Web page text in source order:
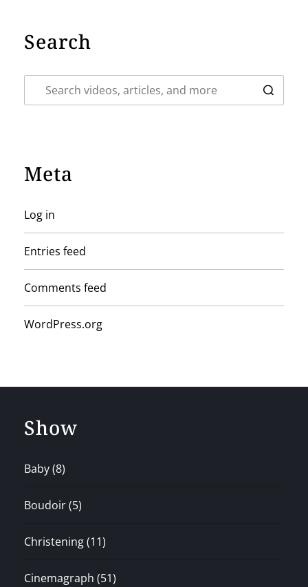
Search
Meta
Log in
Entries feed
Comments feed
WordPress.org
Show
Baby(8)
Boudoir(5)
Christening(11)
Cinemagraph (51)